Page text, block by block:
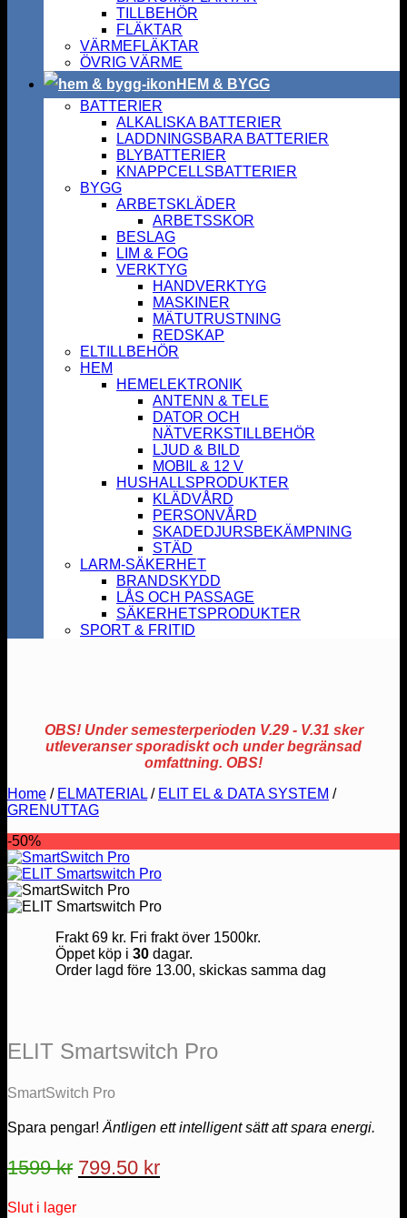
TILLBEHÖR
FLÄKTAR
VÄRMEFLÄKTAR
ÖVRIG VÄRME
HEM & BYGG
BATTERIER
ALKALISKA BATTERIER
LADDNINGSBARA BATTERIER
BLYBATTERIER
KNAPPCELLSBATTERIER
BYGG
ARBETSKLÄDER
ARBETSSKOR
BESLAG
LIM & FOG
VERKTYG
HANDVERKTYG
MASKINER
MÄTUTRUSTNING
REDSKAP
ELTILLBEHÖR
HEM
HEMELEKTRONIK
ANTENN & TELE
DATOR OCH
NÄTVERKSTILLBEHÖR
LJUD & BILD
MOBIL & 12 V
HUSHALLSPRODUKTER
KLÄDVÅRD
PERSONVÅRD
SKADEDJURSBEKÄMPNING
STÄD
LARM-SÄKERHET
BRANDSKYDD
LÅS OCH PASSAGE
SÄKERHETSPRODUKTER
SPORT & FRITID
OBS! Under semesterperioden V.29 - V.31 sker
utleveranser sporadiskt och under begränsad
omfattning. OBS!
Home / ELMATERIAL / ELIT EL & DATA SYSTEM /
GRENUTTAG
-50%
Frakt 69 kr. Fri frakt över 1500kr.
Öppet köp i 30dagar.
Order lagd före 13.00, skickas samma dag
ELIT Smartswitch Pro
SmartSwitch Pro
Spara pengar! Äntligen ett intelligent sätt att spara energi.
1599kr Det
799.50 krDet
Slut i lager